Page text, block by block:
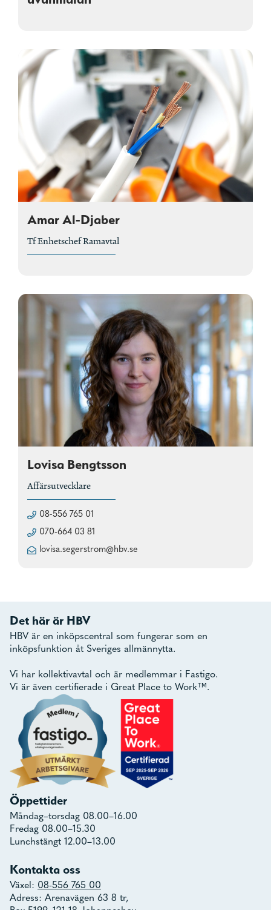
Amar Al-Djaber
Tf Enhetschef Ramavtal
Lovisa Bengtsson
Affärsutvecklare
08-556 765 01
070-664 03 81
lovisa.segerstrom@hbv.se
Det här är HBV
HBV är en inköpscentral som fungerar som en
inköpsfunktion åt Sveriges allmännytta.
Vi har kollektivavtal och är medlemmar i Fastigo.
Vi är även certifierade i Great Place to Work™.
Öppettider
Måndag–torsdag 08.00–16.00
Fredag 08.00–15.30
Lunchstängt 12.00–13.00
Kontakta oss
Växel: 08-556 765 00
Adress: Arenavägen 63 8 tr,